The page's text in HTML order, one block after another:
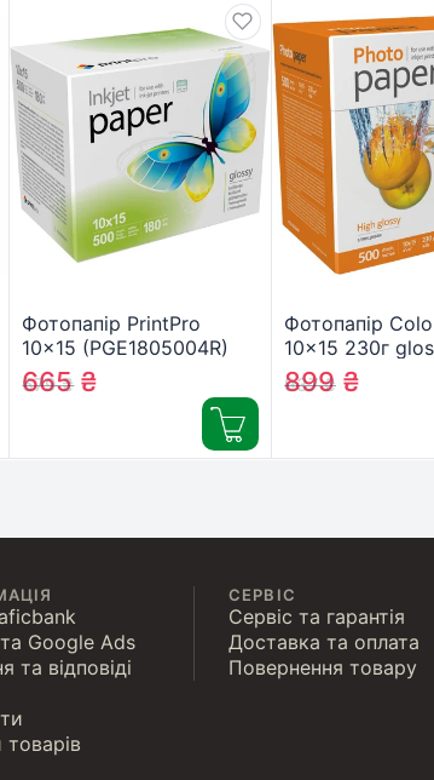
Фотопапір PrintPro
10×15 (PGE1805004R)
679₴
665₴
Фотопапір
10×15 230г
(PG2305004R)
937₴
899 ₴
Google Ads
та відповіді
СЕРВІС
Сервіс та гарантія
Доставка та оплата
Повернення товару